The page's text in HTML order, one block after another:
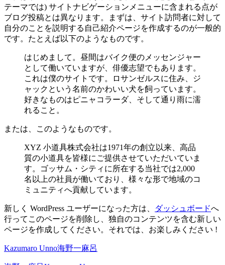
テーマでは) サイトナビゲーションメニューに含まれる点が
ブログ投稿とは異なります。まずは、サイト訪問者に対して
自分のことを説明する自己紹介ページを作成するのが一般的
です。たとえば以下のようなものです。
はじめまして。昼間はバイク便のメッセンジャー
として働いていますが、俳優志望でもあります。
これは僕のサイトです。ロサンゼルスに住み、ジ
ャックという名前のかわいい犬を飼っています。
好きなものはピニャコラーダ、そして通り雨に濡
れること。
または、このようなものです。
XYZ 小道具株式会社は1971年の創立以来、高品
質の小道具を皆様にご提供させていただいていま
す。ゴッサム・シティに所在する当社では2,000
名以上の社員が働いており、様々な形で地域のコ
ミュニティへ貢献しています。
新しく WordPress ユーザーになった方は、 ダッシュボードへ
行ってこのページを削除し、独自のコンテンツを含む新しい
ページを作成してください。それでは、お楽しみください !
Kazumaro Unno海野一麻呂